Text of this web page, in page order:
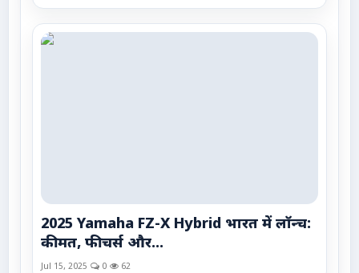
2025 Yamaha FZ-X Hybrid भारत में लॉन्च:
कीमत, फीचर्स और...
Jul 15, 2025 0 62